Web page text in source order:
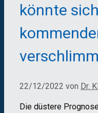
könnte
22/12/2022 von Dr.
Die düstere